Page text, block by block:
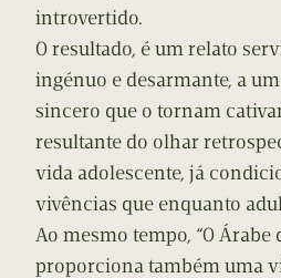
introvertido.
O resultado, é um relato
ingénuo e desarmante, a
sincero que o tornam
resultante do olhar
vida adolescente, já
vivências que enquanto
Ao mesmo tempo, “O Árabe
proporciona também uma